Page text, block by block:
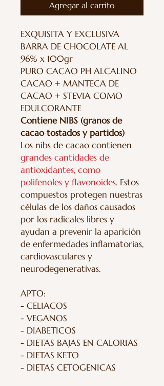
Agregar al carrito
EXQUISITA Y EXCLUSIVA
BARRA DE CHOCOLATE AL
96% x 100gr
PURO CACAO PH ALCALINO
CACAO + MANTECA DE
CACAO + STEVIA COMO
EDULCORANTE
Contiene NIBS (granos de
cacao tostados y partidos)
Los nibs de cacao contienen
grandes cantidades de
antioxidantes, como
polifenoles y flavonoides. Estos
compuestos protegen nuestras
células de los daños causados
por los radicales libres y
ayudan a prevenir la aparición
de enfermedades inflamatorias,
cardiovasculares y
neurodegenerativas.
APTO:
- CELIACOS
- VEGANOS
- DIABETICOS
- DIETAS BAJAS EN CALORIAS
- DIETAS KETO
- DIETAS CETOGENICAS